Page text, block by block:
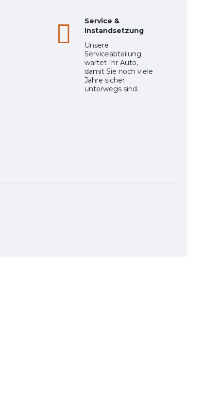
Service &
Instandsetzung
Unsere
Serviceabteilung
wartet Ihr Auto,
damit Sie noch viele
Jahre sicher
unterwegs sind.